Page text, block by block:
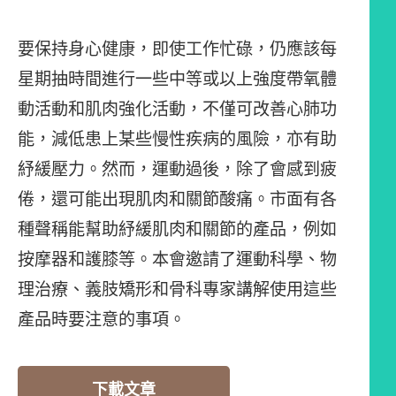
要保持身心健康，即使工作忙碌，仍應該每
星期抽時間進行一些中等或以上強度帶氧體
動活動和肌肉強化活動，不僅可改善心肺功
能，減低患上某些慢性疾病的風險，亦有助
紓緩壓力。然而，運動過後，除了會感到疲
倦，還可能出現肌肉和關節酸痛。市面有各
種聲稱能幫助紓緩肌肉和關節的產品，例如
按摩器和護膝等。本會邀請了運動科學、物
理治療、義肢矯形和骨科專家講解使用這些
產品時要注意的事項。
下載文章